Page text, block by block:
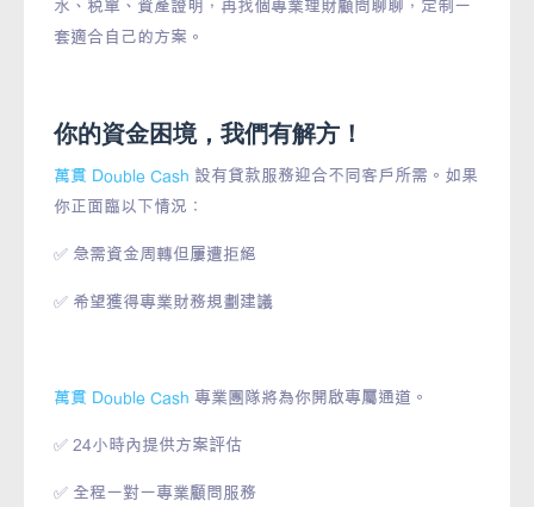
水、稅單、資產證明，再找個專業理財顧問聊聊，定制一
套適合自己的方案。
你的資金困境，我們有解方！
萬貫 Double Cash 設有貸款服務迎合不同客戶所需。如果
你正面臨以下情況：
✅ 急需資金周轉但屢遭拒絕
✅ 希望獲得專業財務規劃建議
萬貫 Double Cash 專業團隊將為你開啟專屬通道。
✅ 24小時內提供方案評估
✅ 全程一對一專業顧問服務